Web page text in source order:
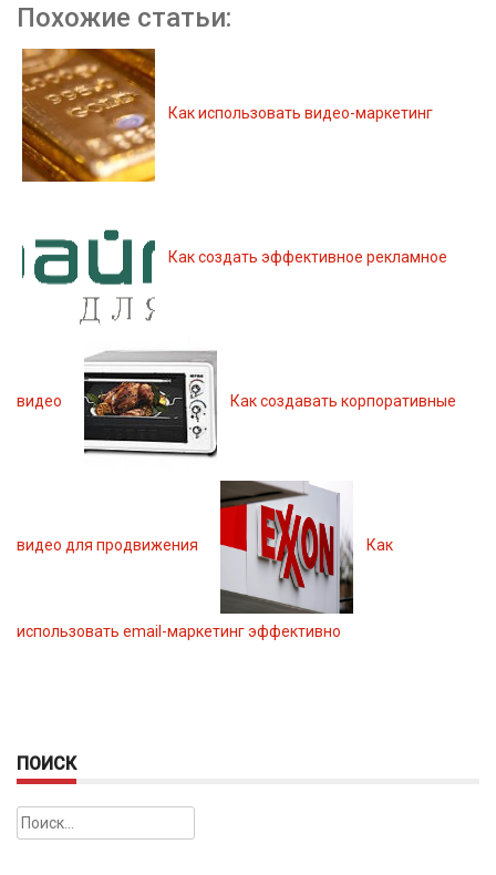
Похожие статьи:
Как использовать видео-маркетинг
Как создать эффективное рекламное
видео Как создавать корпоративные
видео для продвижения Как
использовать email-маркетинг эффективно
ПОИСК
Найти: